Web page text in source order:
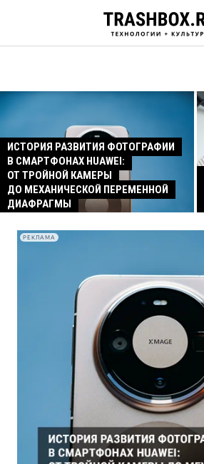
ИСТОРИЯ РАЗВИТИЯ ФОТОГРАФИИ
В СМАРТФОНАХ HUAWEI:
ОТ ТРОЙНОЙ КАМЕРЫ
ДО МЕХАНИЧЕСКОЙ ПЕРЕМЕННОЙ
ДИАФРАГМЫ
РЕКЛАМА